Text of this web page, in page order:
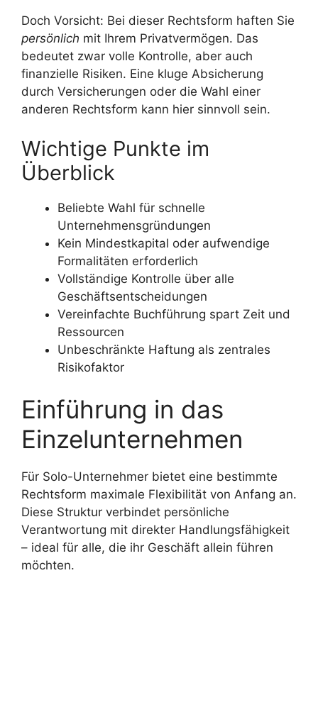
Doch Vorsicht: Bei dieser Rechtsform haften Sie
persönlich mit Ihrem Privatvermögen. Das
bedeutet zwar volle Kontrolle, aber auch
finanzielle Risiken. Eine kluge Absicherung
durch Versicherungen oder die Wahl einer
anderen Rechtsform kann hier sinnvoll sein.
Wichtige Punkte im
Überblick
Beliebte Wahl für schnelle
Unternehmensgründungen
Kein Mindestkapital oder aufwendige
Formalitäten erforderlich
Vollständige Kontrolle über alle
Geschäftsentscheidungen
Vereinfachte Buchführung spart Zeit und
Ressourcen
Unbeschränkte Haftung als zentrales
Risikofaktor
Einführung in das
Einzelunternehmen
Für Solo-Unternehmer bietet eine bestimmte
Rechtsform maximale Flexibilität von Anfang an.
Diese Struktur verbindet persönliche
Verantwortung mit direkter Handlungsfähigkeit
– ideal für alle, die ihr Geschäft allein führen
möchten.